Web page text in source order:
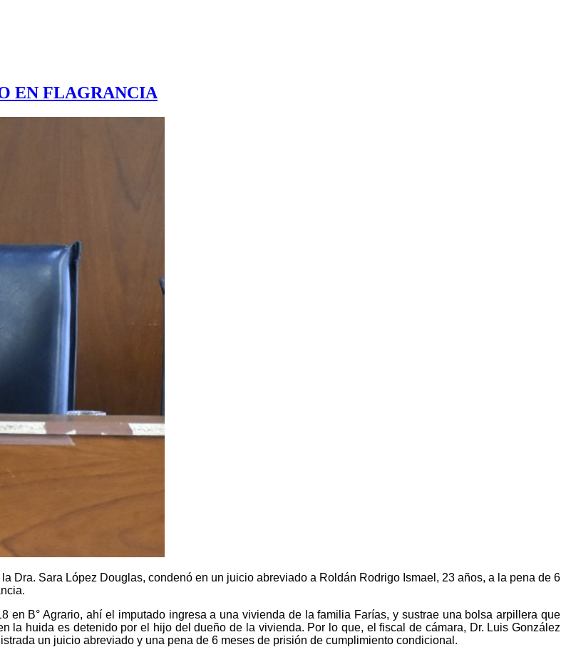
EN FLAGRANCIA
Dra. Sara López Douglas, condenó en un juicio abreviado a Roldán Rodrigo Ismael, 23 años, a la pena de 6
B° Agrario, ahí el imputado ingresa a una vivienda de la familia Farías, y sustrae una bolsa arpillera que
la huida es detenido por el hijo del dueño de la vivienda. Por lo que, el fiscal de cámara, Dr. Luis González
un juicio abreviado y una pena de 6 meses de prisión de cumplimiento condicional.